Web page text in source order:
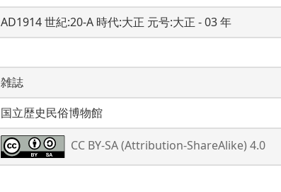
AD1914 世紀:20-A 時代:大正 元号:大正 - 03 年
雑誌
国立歴史民俗博物館
CC BY-SA (Attribution-ShareAlike) 4.0